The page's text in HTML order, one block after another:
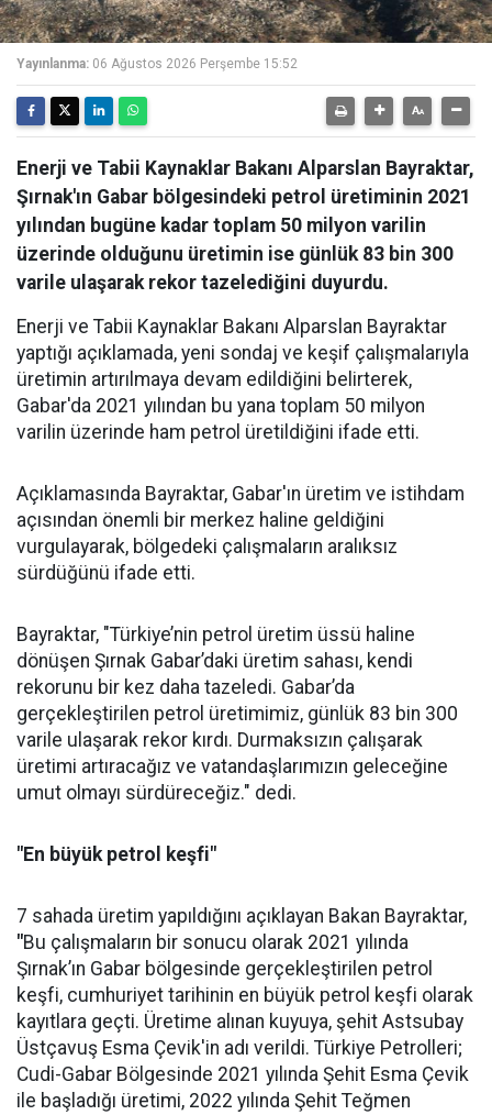
Yayınlanma: 06 Ağustos 2026 Perşembe 15:52
Enerji ve Tabii Kaynaklar Bakanı Alparslan Bayraktar,
Şırnak'ın Gabar bölgesindeki petrol üretiminin 2021
yılından bugüne kadar toplam 50 milyon varilin
üzerinde olduğunu üretimin ise günlük 83 bin 300
varile ulaşarak rekor tazelediğini duyurdu.
Enerji ve Tabii Kaynaklar Bakanı Alparslan Bayraktar
yaptığı açıklamada, yeni sondaj ve keşif çalışmalarıyla
üretimin artırılmaya devam edildiğini belirterek,
Gabar'da 2021 yılından bu yana toplam 50 milyon
varilin üzerinde ham petrol üretildiğini ifade etti.
Açıklamasında Bayraktar, Gabar'ın üretim ve istihdam
açısından önemli bir merkez haline geldiğini
vurgulayarak, bölgedeki çalışmaların aralıksız
sürdüğünü ifade etti.
Bayraktar, "Türkiye’nin petrol üretim üssü haline
dönüşen Şırnak Gabar’daki üretim sahası, kendi
rekorunu bir kez daha tazeledi. Gabar’da
gerçekleştirilen petrol üretimimiz, günlük 83 bin 300
varile ulaşarak rekor kırdı. Durmaksızın çalışarak
üretimi artıracağız ve vatandaşlarımızın geleceğine
umut olmayı sürdüreceğiz." dedi.
"En büyük petrol keşfi"
7 sahada üretim yapıldığını açıklayan Bakan Bayraktar,
"Bu çalışmaların bir sonucu olarak 2021 yılında
Şırnak’ın Gabar bölgesinde gerçekleştirilen petrol
keşfi, cumhuriyet tarihinin en büyük petrol keşfi olarak
kayıtlara geçti. Üretime alınan kuyuya, şehit Astsubay
Üstçavuş Esma Çevik'in adı verildi. Türkiye Petrolleri;
Cudi-Gabar Bölgesinde 2021 yılında Şehit Esma Çevik
ile başladığı üretimi, 2022 yılında Şehit Teğmen